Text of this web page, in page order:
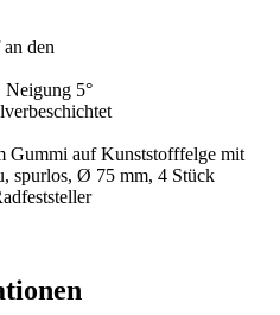
den
Neigung 5°
Gummi auf Kunststofffelge mit
spurlos, Ø 75 mm, 4 Stück